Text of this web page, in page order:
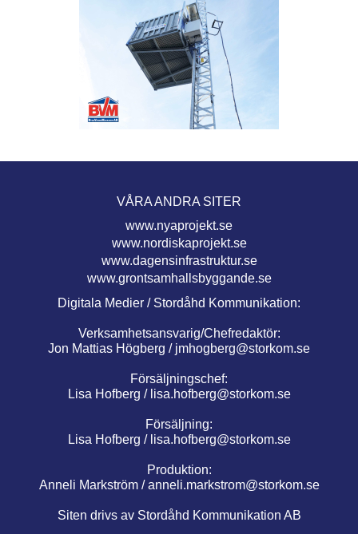
VÅRA ANDRA SITER
www.nyaprojekt.se
www.nordiskaprojekt.se
www.dagensinfrastruktur.se
www.grontsamhallsbyggande.se
Digitala Medier / Stordåhd Kommunikation:
Verksamhetsansvarig/Chefredaktör:
Jon Mattias Högberg / jmhogberg@storkom.se
Försäljningschef:
Lisa Hofberg / lisa.hofberg@storkom.se
Försäljning:
Lisa Hofberg / lisa.hofberg@storkom.se
Produktion:
Anneli Markström /anneli.markstrom@storkom.se
Siten drivs av Stordåhd Kommunikation AB